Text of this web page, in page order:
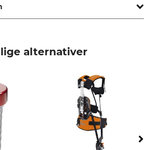
alternativer